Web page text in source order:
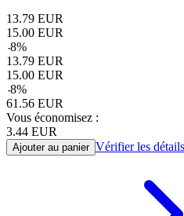
13.79 EUR
15.00 EUR
-8%
13.79 EUR
15.00 EUR
-8%
61.56 EUR
Vous économisez :
3.44 EUR
Ajouter au panier Vérifier les